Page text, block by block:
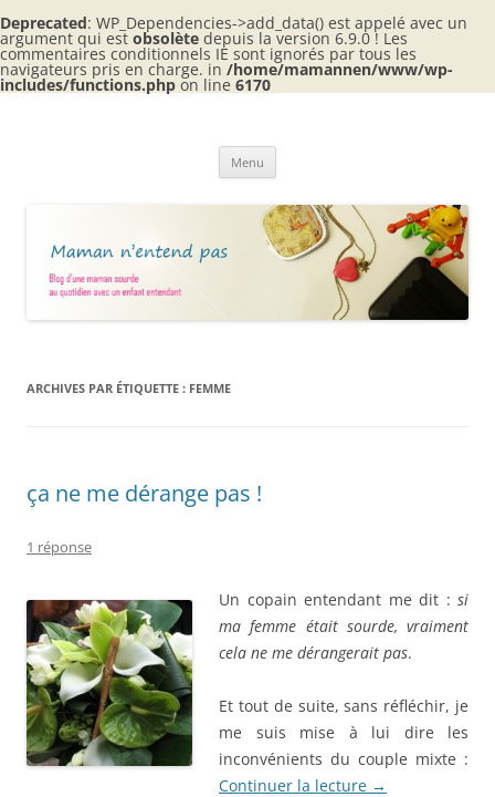
Deprecated: WP_Dependencies->add_data() est appelé avec un
argument qui est obsolète depuis la version 6.9.0 ! Les
commentaires conditionnels IE sont ignorés par tous les
navigateurs pris en charge. in /home/mamannen/www/wp-
includes/functions.php on line 6170
Aller
Menu
ARCHIVES PAR ÉTIQUETTE : FEMME
ça ne me dérange pas !
1 réponse
Un copain entendant me dit : si
ma femme était sourde, vraiment
cela ne me dérangerait pas.
Et tout de suite, sans réfléchir, je
me suis mise à lui dire les
inconvénients du couple mixte :
Continuer la lecture →